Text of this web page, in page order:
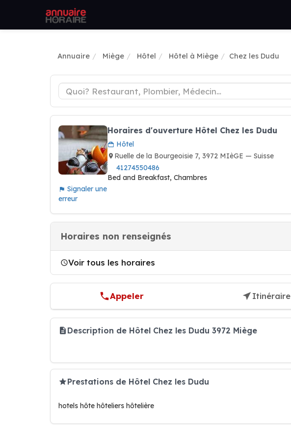
Annuaire Miège Hôtel Hôtel à Miège Chez les Dudu
Signaler une
erreur
Horaires d'ouverture Hôtel Chez les Dudu
Hôtel
Ruelle de la Bourgeoisie 7, 3972 MIèGE — Suisse
41274550486
Bed and Breakfast, Chambres
Horaires non renseignés
Voir tous les horaires
Appeler Itinéraire
Description de Hôtel Chez les Dudu 3972 Miège
Prestations de Hôtel Chez les Dudu
hotels hôte hôteliers hôtelière